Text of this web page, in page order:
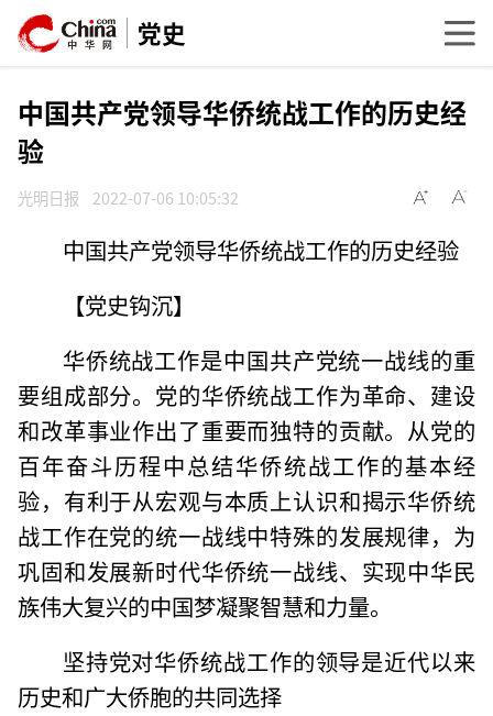
党史
中国共产党领导华侨统战工作的历史经
验
光明日报 2022-07-06 10:05:32
中国共产党领导华侨统战工作的历史经验
【党史钩沉】
华侨统战工作是中国共产党统一战线的重
要组成部分。党的华侨统战工作为革命、建设
和改革事业作出了重要而独特的贡献。从党的
百年奋斗历程中总结华侨统战工作的基本经
验，有利于从宏观与本质上认识和揭示华侨统
战工作在党的统一战线中特殊的发展规律，为
巩固和发展新时代华侨统一战线、实现中华民
族伟大复兴的中国梦凝聚智慧和力量。
坚持党对华侨统战工作的领导是近代以来
历史和广大侨胞的共同选择